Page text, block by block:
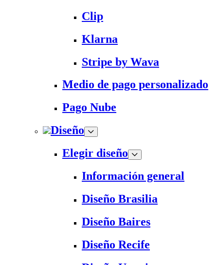
Clip
Klarna
Stripe by Wava
Medio de pago personalizado
Pago Nube
Diseño
Elegir diseño
Información general
Diseño Brasilia
Diseño Baires
Diseño Recife